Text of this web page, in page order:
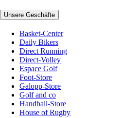
Unsere Geschäfte
Basket-Center
Daily Bikers
Direct Running
Direct-Volley
Espace Golf
Foot-Store
Galopp-Store
Golf and co
Handball-Store
House of Rugby